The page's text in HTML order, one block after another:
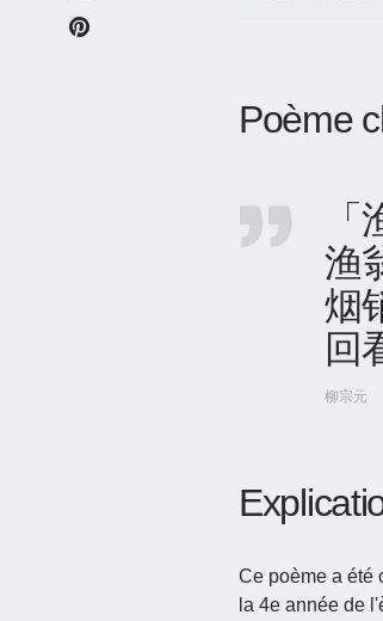
Poème
「
渔
烟
回
柳宗元
Ce poème a été
la 4e année de